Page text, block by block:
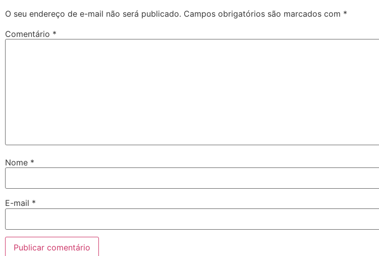
O seu endereço de e-mail não será publicado. Campos obrigatórios são marcados com *
Comentário *
Nome *
E-mail *